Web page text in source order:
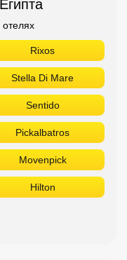
Rixos
Stella Di Mare
Sentido
Pickalbatros
Movenpick